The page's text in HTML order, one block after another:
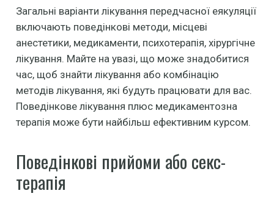
Загальні варіанти лікування передчасної еякуляції
включають поведінкові методи, місцеві
анестетики, медикаменти, психотерапія, хірургічне
лікування. Майте на увазі, що може знадобитися
час, щоб знайти лікування або комбінацію
методів лікування, які будуть працювати для вас.
Поведінкове лікування плюс медикаментозна
терапія може бути найбільш ефективним курсом.
Поведінкові прийоми або секс-
терапія